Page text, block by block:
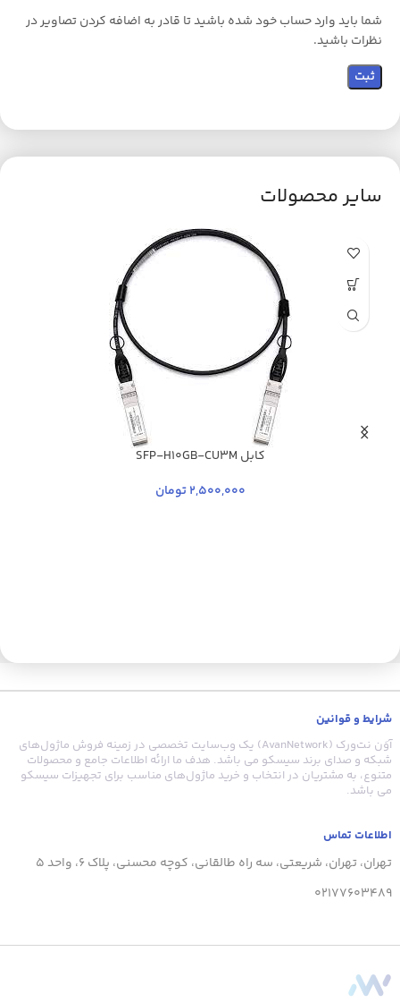
شما باید وارد حساب خود شده باشید تا قادر به اضافه کردن تصاویر در
نظرات باشید.
سایر محصولات
کابل SFP-H10GB-CU3M
2,500,000 تومان
شرایط و قوانین
آوَن نت‌ورک (AvanNetwork) یک وب‌سایت تخصصی در زمینه فروش ماژول‌های
شبکه و صدای برند سیسکو می باشد. هدف ما ارائه اطلاعات جامع و محصولات
متنوع، به مشتریان در انتخاب و خرید ماژول‌های مناسب برای تجهیزات سیسکو
می باشد.
اطلاعات تماس
تهران، تهران، شریعتی، سه راه طالقانی، کوچه محسنی، پلاک 6، واحد 5
02177603489